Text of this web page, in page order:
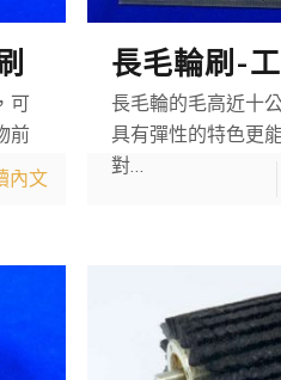
可
前
內文
長毛輪刷-
長毛輪的毛高近十
具有彈性的特色更
對…